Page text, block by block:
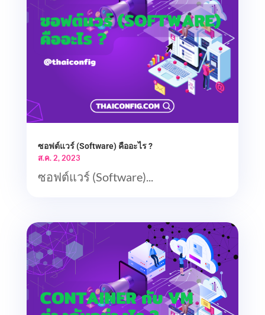
ซอฟต์แวร์ (Software) คืออะไร ?
ส.ค. 2, 2023
ซอฟต์แวร์ (Software)...